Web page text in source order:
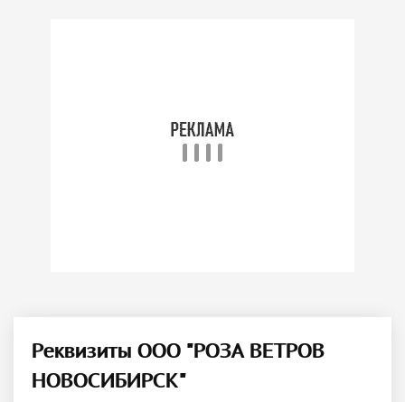
Реквизиты ООО "РОЗА ВЕТРОВ
НОВОСИБИРСК"